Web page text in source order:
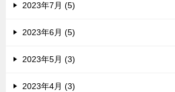
2023年7月 (5)
2023年6月 (5)
2023年5月 (3)
2023年4月 (3)